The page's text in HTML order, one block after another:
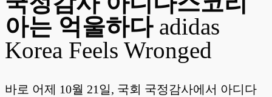
아는 억울하다adidas
Korea Feels Wronged
바로 어제 10월 21일, 국회 국정감사에서 아디다